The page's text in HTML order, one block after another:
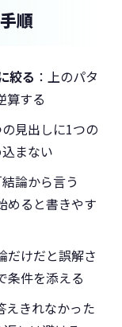
順
絞る ：上のパタ
算する
の見出しに1つの
まない
結論から言う
めると書きやす
だけだと誤解さ
条件を添える
えきれなかった